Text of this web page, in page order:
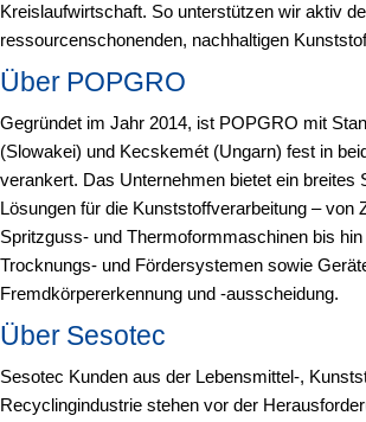
Kreislaufwirtschaft. So unterstützen wir aktiv
ressourcenschonenden, nachhaltigen
Über POPGRO
Gegründet im Jahr 2014, ist POPGRO mit
(Slowakei) und Kecskemét (Ungarn) fest in
verankert. Das Unternehmen bietet ein breites
Lösungen für die Kunststoffverarbeitung – von
Spritzguss- und Thermoformmaschinen bis
Trocknungs- und Fördersystemen sowie
Fremdkörpererkennung und -ausscheidung.
Über Sesotec
Sesotec Kunden aus der Lebensmittel-,
Recyclingindustrie stehen vor der